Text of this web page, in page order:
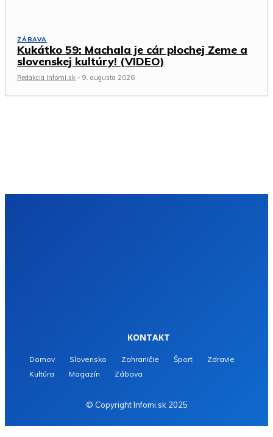
ZÁBAVA
Kukátko 59: Machala je cár plochej Zeme a
slovenskej kultúry! (VIDEO)
Redakcia Infomi.sk - 9. augusta 2026
KONTAKT
Domov Slovensko Zahraničie Šport
Zdravie
Kultúra
Magazín Zábava
© Copyright Infomi.sk 2025